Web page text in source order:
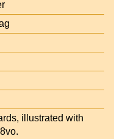
illustrated with